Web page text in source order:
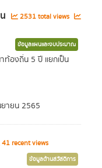
2531 total views
ข้อมูลแผนและงบประมาณ
องถิ่น 5 ปี แยกเป็น
ายน 2565
41 recent views
ข้อมูลด้านสวัสดิการ